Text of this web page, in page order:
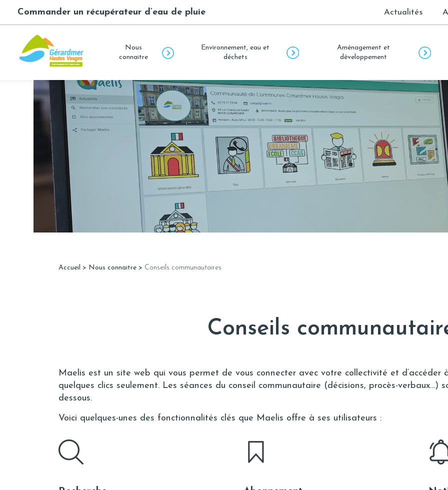
Commander un récupérateur d’eau de pluie Actualités
Nous
connaitre
Environnement, eau et
déchets
Aménagement et
développement
Accueil > Nous connaitre > Conseils communautaires
Conseils
Maelis est un site web qui vous permet de vous connecter avec votre collectivité et d’accéder
quelques clics seulement. Les séances du conseil communautaire (décisions, procès-verbaux…)
dessous.
Voici quelques-unes des fonctionnalités clés que Maelis offre à ses utilisateurs :